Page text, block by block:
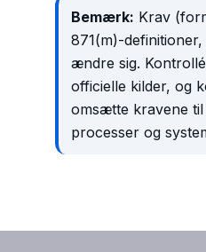
Bemærk: Krav
871(m)-
ændre sig.
officielle kilder, og
omsætte kravene til
processer og